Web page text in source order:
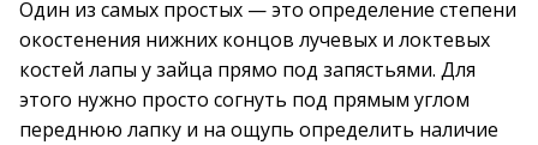
Один из самых простых — это определение степени
окостенения нижних концов лучевых и локтевых
костей лапы у зайца прямо под запястьями. Для
этого нужно просто согнуть под прямым углом
переднюю лапку и на ощупь определить наличие